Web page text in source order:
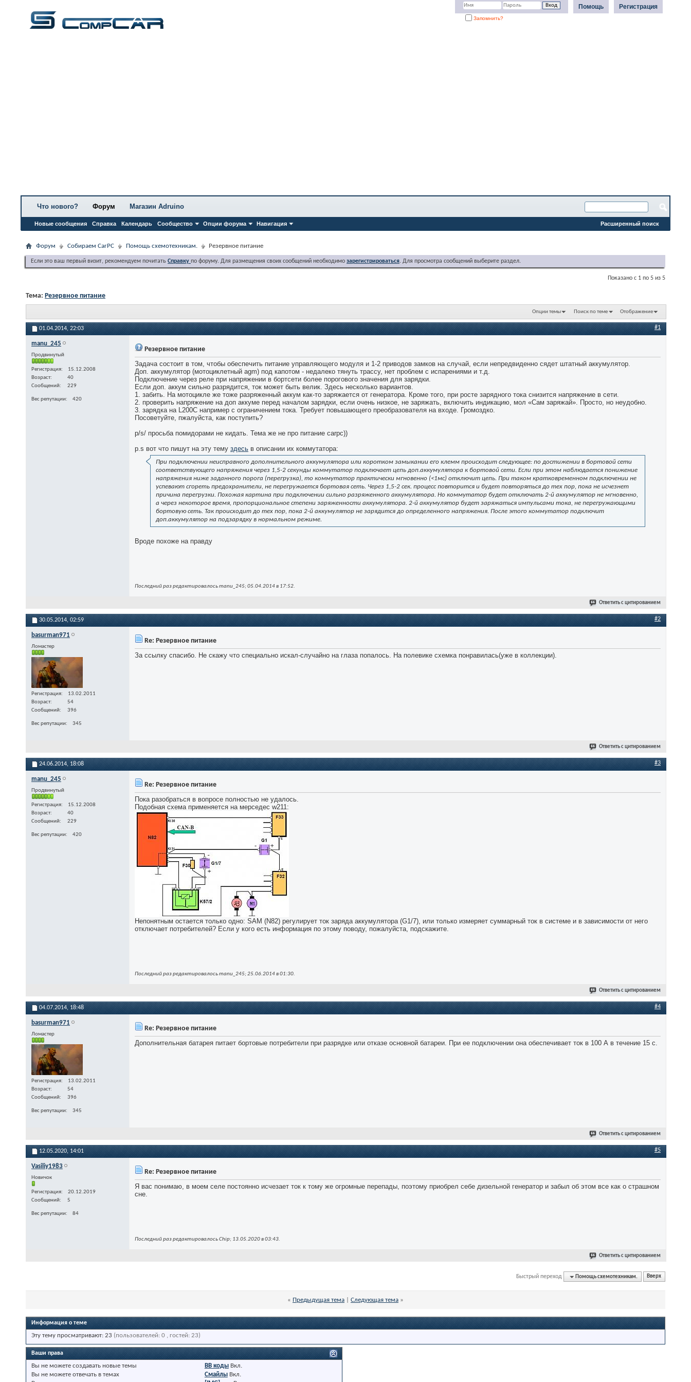
Регистрация
Помощь
Запомнить?
Что нового? Форум
Новые сообщения Справка Календарь Сообщество Опции форума Навигация
Магазин Adruino
Расширенный поиск
Форум Собираем CarPC Помощь схемотехникам. Резервное питание
Если это ваш первый визит, рекомендуем почитать Справку по форуму. Для размещения своих сообщений необходимо зарегистрироваться. Для просмотра сообщений выберите раздел.
Показано с 1 по 5 из 5
Тема: Резервное питание
Опции темы Поиск по теме Отображение
01.04.2014, 22:03 #1
manu_245
Продвинутый
Регистрация
15.12.2008
Возраст
40
Сообщений
229
Вес репутации 420
Резервное питание
Задача состоит в том, чтобы обеспечить питание управляющего модуля и 1-2 приводов замков на случай, если непредвиденно сядет штатный аккумулятор.
Доп. аккумулятор (мотоциклетный agm) под капотом - недалеко тянуть трассу, нет проблем с испарениями и т.д.
Подключение через реле при напряжении в бортсети более порогового значения для зарядки.
Если доп. аккум сильно разрядится, ток может быть велик. Здесь несколько вариантов.
1. забить. На мотоцикле же тоже разряженный аккум как-то заряжается от генератора. Кроме того, при росте зарядного тока снизится напряжение в сети.
2. проверить напряжение на доп аккуме перед началом зарядки, если очень низкое, не заряжать, включить индикацию, мол «Сам заряжай». Просто, но неудобно.
3. зарядка на L200C например с ограничением тока. Требует повышающего преобразователя на входе. Громоздко.
Посоветуйте, пжалуйста, как поступить?
p/s/ просьба помидорами не кидать. Тема же не про питание carpc))
p.s вот что пишут на эту тему здесь в описании их коммутатора:
При подключении неисправного дополнительного аккумулятора или коротком замыкании его клемм происходит следующее: по достижении в бортовой сети
соответствующего напряжения через 1,5-2 секунды коммутатор подключает цепь доп.аккумулятора к бортовой сети. Если при этом наблюдается понижение
напряжения ниже заданного порога (перегрузка), то коммутатор практически мгновенно (<1мс) отключит цепь. При таком кратковременном подключении не
успевают сгореть предохранители, не перегружается бортовая сеть. Через 1,5-2 сек. процесс повторится и будет повторяться до тех пор, пока не исчезнет
причина перегрузки. Похожая картина при подключении сильно разряженного аккумулятора. Но коммутатор будет отключать 2-й аккумулятор не мгновенно,
а через некоторое время, пропорциональное степени заряженности аккумулятора. 2-й аккумулятор будет заряжаться импульсами тока, не перегружающими
бортовую сеть. Так происходит до тех пор, пока 2-й аккумулятор не зарядится до определенного напряжения. После этого коммутатор подключит
доп.аккумулятор на подзарядку в нормальном режиме.
Вроде похоже на правду
Последний раз редактировалось manu_245; 05.04.2014 в 17:52.
Ответить с цитированием
30.05.2014, 02:59 #2
basurman971
Ломастер
Регистрация
13.02.2011
Возраст
54
Сообщений
396
Вес репутации 345
Re: Резервное питание
За ссылку спасибо. Не скажу что специально искал-случайно на глаза попалось. На полевике схемка понравилась(уже в коллекции).
Ответить с цитированием
24.06.2014, 18:08 #3
manu_245
Продвинутый
Регистрация
15.12.2008
Возраст
40
Сообщений
229
Вес репутации 420
Re: Резервное питание
Пока разобраться в вопросе полностью не удалось.
Подобная схема применяется на мерседес w211:
Непонятным остается только одно: SAM (N82) регулирует ток заряда аккумулятора (G1/7), или только измеряет суммарный ток в системе и в зависимости от него
отключает потребителей? Если у кого есть информация по этому поводу, пожалуйста, подскажите.
Последний раз редактировалось manu_245; 25.06.2014 в01:30.
Ответить с цитированием
04.07.2014, 18:48 #4
basurman971
Ломастер
Регистрация
13.02.2011
Возраст
54
Сообщений
396
Вес репутации 345
Re: Резервное питание
Дополнительная батарея питает бортовые потребители при разрядке или отказе основной батареи. При ее подключении она обеспечивает ток в 100 А в течение 15 с.
Ответить с цитированием
12.05.2020, 14:01 #5
Vasiliy1983
Новичок
Регистрация
20.12.2019
Сообщений
5
Вес репутации 84
Re: Резервное питание
Я вас понимаю, в моем селе постоянно исчезает ток к тому же огромные перепады, поэтому приобрел себе дизельной генератор и забыл об этом все как о страшном
сне.
Последний раз редактировалось Chip; 13.05.2020 в03:43.
Ответить с цитированием
Быстрый переход Помощь схемотехникам. Вверх
« Предыдущая тема Следующая тема »
Информация о теме
Эту тему просматривают: 23 (пользователей: 0 , гостей: 23)
Ваши права
Вы не можете создавать новые темы
Вы не можете отвечать в темах
BB коды Вкл.
Смайлы Вкл.